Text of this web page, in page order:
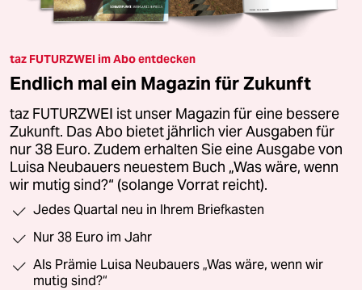
taz FUTURZWEI im Abo entdecken
Endlich mal ein Magazin für Zukunft
taz FUTURZWEI ist unser Magazin für eine bessere
Zukunft. Das Abo bietet jährlich vier Ausgaben für
nur 38 Euro. Zudem erhalten Sie eine Ausgabe von
Luisa Neubauers neuestem Buch „Was wäre, wenn
wir mutig sind?“ (solange Vorrat reicht).
Jedes Quartal neu in Ihrem Briefkasten
Nur 38 Euro im Jahr
Als Prämie Luisa Neubauers „Was wäre, wenn wir
mutig sind?“